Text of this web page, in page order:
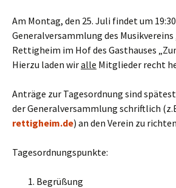
Am Montag, den 25. Juli findet um
Generalversammlung des
Rettigheim im Hof des Gasthauses
Hierzu laden wiralle Mitglieder recht
Anträge zur Tagesordnung sind
der Generalversammlung schriftlich
rettigheim.de) an den Verein zu
Tagesordnungspunkte:
Begrüßung